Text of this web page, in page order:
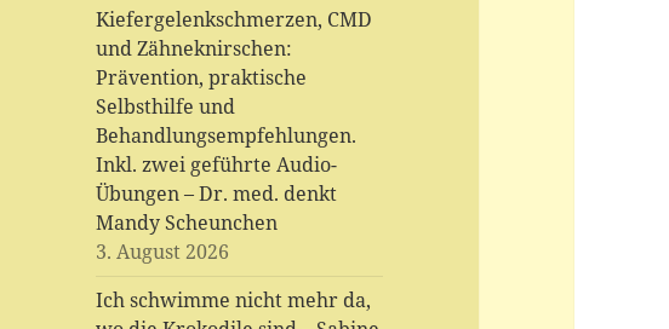
Kiefergelenkschmerzen, CMD
und Zähneknirschen:
Prävention, praktische
Selbsthilfe und
Behandlungsempfehlungen.
Inkl. zwei geführte Audio-
Übungen – Dr. med. denkt
Mandy Scheunchen
3. August 2026
Ich schwimme nicht mehr da,